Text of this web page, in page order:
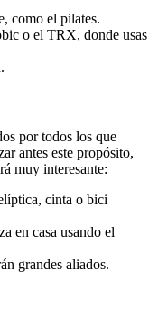
como el pilates.
o el TRX, donde usas
por todos los que
antes este propósito,
muy interesante:
cinta o bici
en casa usando el
grandes aliados.